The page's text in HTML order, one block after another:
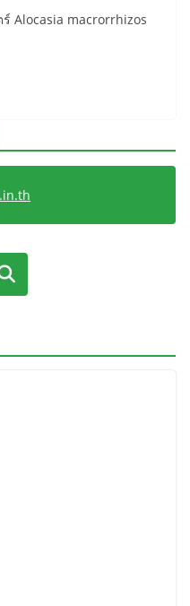
Alocasia macrorrhizos
หา